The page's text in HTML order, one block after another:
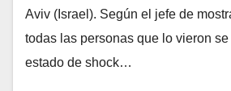
Aviv (Israel). Según el jefe de
todas las personas que lo vieron
estado de shock…